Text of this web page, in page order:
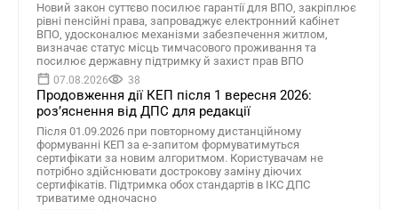
Новий закон суттєво посилює гарантії для ВПО, закріплює
рівні пенсійні права, запроваджує електронний кабінет
ВПО, удосконалює механізми забезпечення житлом,
визначає статус місць тимчасового проживання та
посилює державну підтримку й захист прав ВПО
07.08.2026 38
Продовження дії КЕП після 1 вересня 2026:
розʼяснення від ДПС для редакції
Після 01.09.2026 при повторному дистанційному
формуванні КЕП за е-запитом формуватимуться
сертифікати за новим алгоритмом. Користувачам не
потрібно здійснювати дострокову заміну діючих
сертифікатів. Підтримка обох стандартів в ІКС ДПС
триватиме одночасно